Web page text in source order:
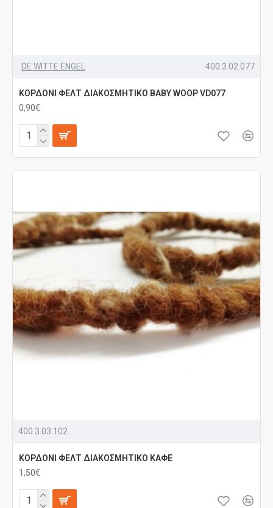
DE WITTE ENGEL 400.3.02.077
ΚΟΡΔΟΝΙ ΦΕΛΤ ΔΙΑΚΟΣΜΗΤΙΚΟ BABY WOOP VD077
0,90€
400.3.03.102
ΚΟΡΔΟΝΙ ΦΕΛΤ ΔΙΑΚΟΣΜΗΤΙΚΟ ΚΑΦΕ
1,50€